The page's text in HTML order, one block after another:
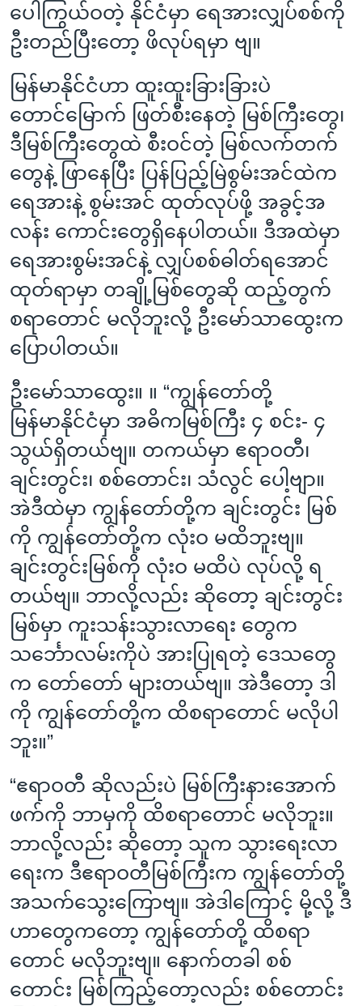
ပေါကြွယ်ဝတဲ့ နိုင်ငံမှာ ရေအားလျှပ်စစ်ကို
ဦးတည်ပြီးတော့ ဖိလုပ်ရမှာ ဗျ။
မြန်မာနိုင်ငံဟာ ထူးထူးခြားခြားပဲ
တောင်မြောက် ဖြတ်စီးနေတဲ့ မြစ်ကြီးတွေ၊
ဒီမြစ်ကြီးတွေထဲ စီးဝင်တဲ့ မြစ်လက်တက်
တွေနဲ့ ဖြာနေပြီး ပြန်ပြည့်မြဲစွမ်းအင်ထဲက
ရေအားနဲ့ စွမ်းအင် ထုတ်လုပ်ဖို့ အခွင့်အ
လန်း ကောင်းတွေရှိနေပါတယ်။ ဒီအထဲမှာ
ရေအားစွမ်းအင်နဲ့ လျှပ်စစ်ဓါတ်ရအောင်
ထုတ်ရာမှာ တချို့မြစ်တွေဆို ထည့်တွက်
စရာတောင် မလိုဘူးလို့ ဦးမော်သာထွေးက
ပြောပါတယ်။
ဦးမော်သာထွေး။ ။ “ကျွန်တော်တို့
မြန်မာနိုင်ငံမှာ အဓိကမြစ်ကြီး ၄ စင်း- ၄
သွယ်ရှိတယ်ဗျ။ တကယ်မှာ ဧရာဝတီ၊
ချင်းတွင်း၊ စစ်တောင်း၊ သံလွင် ပေါ့ဗျာ။
အဲဒီထဲမှာ ကျွန်တော်တို့က ချင်းတွင်း မြစ်
ကို ကျွန်တော်တို့က လုံးဝ မထိဘူးဗျ။
ချင်းတွင်းမြစ်ကို လုံးဝ မထိပဲ လုပ်လို့ ရ
တယ်ဗျ။ ဘာလို့လည်း ဆိုတော့ ချင်းတွင်း
မြစ်မှာ ကူးသန်းသွားလာရေး တွေက
သင်္ဘောလမ်းကိုပဲ အားပြုရတဲ့ ဒေသတွေ
က တော်တော် များတယ်ဗျ။ အဲဒီတော့ ဒါ
ကို ကျွန်တော်တို့က ထိစရာတောင် မလိုပါ
ဘူး။”
“ဧရာဝတီ ဆိုလည်းပဲ မြစ်ကြီးနားအောက်
ဖက်ကို ဘာမှကို ထိစရာတောင် မလိုဘူး။
ဘာလို့လည်း ဆိုတော့ သူက သွားရေးလာ
ရေးက ဒီဧရာဝတီမြစ်ကြီးက ကျွန်တော်တို့
အသက်သွေးကြောဗျ။ အဲဒါကြောင့် မို့လို့ ဒီ
ဟာတွေကတော့ ကျွန်တော်တို့ ထိစရာ
တောင် မလိုဘူးဗျ။ နောက်တခါ စစ်
တောင်း မြစ်ကြည့်တော့လည်း စစ်တောင်း